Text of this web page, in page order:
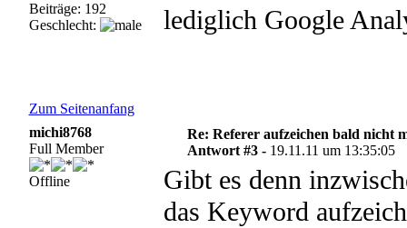
Beiträge: 192
Geschlecht:
lediglich Google
Zum Seitenanfang
michi8768
Full Member
Offline
Re: Referer aufzeichen bald nicht
Antwort #3 - 19.11.11 um 13:35:05
Gibt es denn
das Keyword